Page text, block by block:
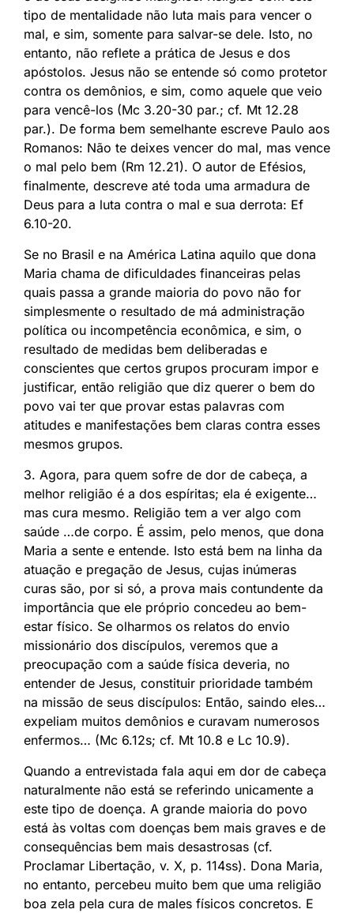
tipo de mentalidade não luta mais para vencer o
mal, e sim, somente para salvar-se dele. Isto, no
entanto, não reflete a prática de Jesus e dos
apóstolos. Jesus não se entende só como protetor
contra os demônios, e sim, como aquele que veio
para vencê-los (Mc 3.20-30 par.; cf. Mt 12.28
par.). De forma bem semelhante escreve Paulo aos
Romanos: Não te deixes vencer do mal, mas vence
o mal pelo bem (Rm 12.21). O autor de Efésios,
finalmente, descreve até toda uma armadura de
Deus para a luta contra o mal e sua derrota: Ef
6.10-20.
Se no Brasil e na América Latina aquilo que dona
Maria chama de dificuldades financeiras pelas
quais passa a grande maioria do povo não for
simplesmente o resultado de má administração
política ou incompetência econômica, e sim, o
resultado de medidas bem deliberadas e
conscientes que certos grupos procuram impor e
justificar, então religião que diz querer o bem do
povo vai ter que provar estas palavras com
atitudes e manifestações bem claras contra esses
mesmos grupos.
3. Agora, para quem sofre de dor de cabeça, a
melhor religião é a dos espíritas; ela é exigente…
mas cura mesmo. Religião tem a ver algo com
saúde …de corpo. É assim, pelo menos, que dona
Maria a sente e entende. Isto está bem na linha da
atuação e pregação de Jesus, cujas inúmeras
curas são, por si só, a prova mais contundente da
importância que ele próprio concedeu ao bem-
estar físico. Se olharmos os relatos do envio
missionário dos discípulos, veremos que a
preocupação com a saúde física deveria, no
entender de Jesus, constituir prioridade também
na missão de seus discípulos: Então, saindo eles…
expeliam muitos demônios e curavam numerosos
enfermos… (Mc 6.12s; cf. Mt 10.8 e Lc 10.9).
Quando a entrevistada fala aqui em dor de cabeça
naturalmente não está se referindo unicamente a
este tipo de doença. A grande maioria do povo
está às voltas com doenças bem mais graves e de
consequências bem mais desastrosas (cf.
Proclamar Libertação, v. X, p. 114ss). Dona Maria,
no entanto, percebeu muito bem que uma religião
boa zela pela cura de males físicos concretos. E